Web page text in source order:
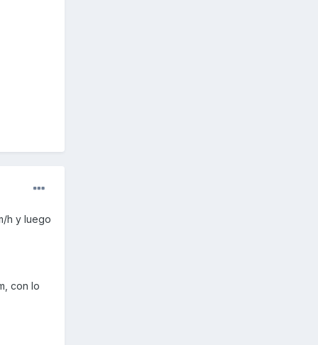
h y luego
con lo